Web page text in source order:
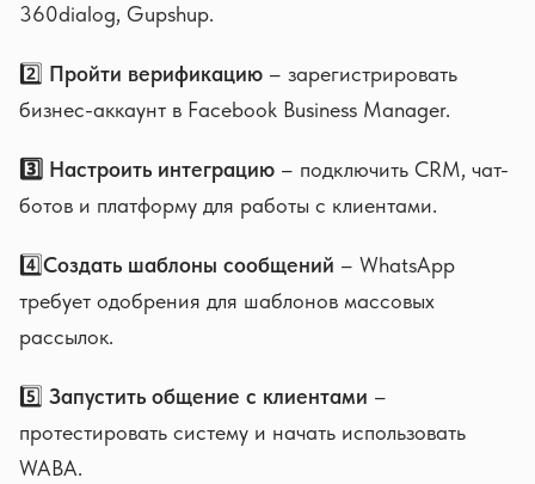
360dialog, Gupshup.
2️⃣ Пройти верификацию – зарегистрировать
бизнес-аккаунт в Facebook Business Manager.
3️⃣ Настроить интеграцию – подключить CRM, чат-
ботов и платформу для работы с клиентами.
4️⃣Создать шаблоны сообщений – WhatsApp
требует одобрения для шаблонов массовых
рассылок.
5️⃣ Запустить общение с клиентами –
протестировать систему и начать использовать
WABA.